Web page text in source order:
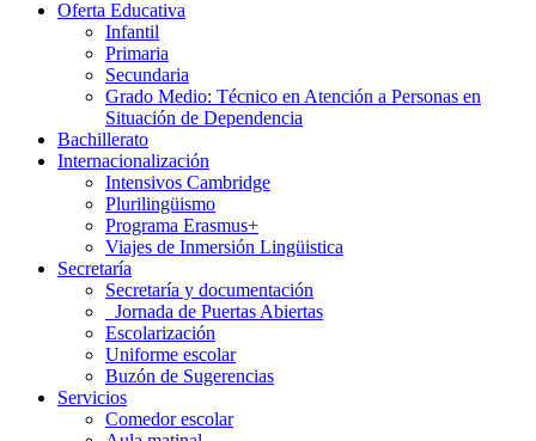
Oferta Educativa
Infantil
Primaria
Secundaria
Grado Medio: Técnico en Atención a Personas en
Situación de Dependencia
Bachillerato
Internacionalización
Intensivos Cambridge
Plurilingüismo
Programa Erasmus+
Viajes de Inmersión Lingüistica
Secretaría
Secretaría y documentación
Jornada de Puertas Abiertas
Escolarización
Uniforme escolar
Buzón de Sugerencias
Servicios
Comedor escolar